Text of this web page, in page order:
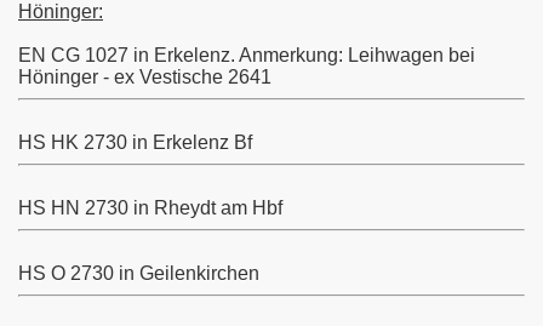
Höninger:
EN CG 1027 in Erkelenz. Anmerkung: Leihwagen bei
Höninger - ex Vestische 2641
HS HK 2730 in Erkelenz Bf
HS HN 2730 in Rheydt am Hbf
HS O 2730 in Geilenkirchen
2018
Stolberg